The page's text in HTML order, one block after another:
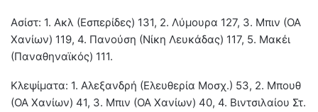
Ασίστ: 1. Ακλ (Εσπερίδες) 131, 2. Λύμουρα 127, 3. Μπιν (ΟΑ
Χανίων) 119, 4. Πανούση (Νίκη Λευκάδας) 117, 5. Μακέι
(Παναθηναϊκός) 111.
Κλεψίματα: 1. Αλεξανδρή (Ελευθερία Μοσχ.) 53, 2. Μπουθ
(ΟΑ Χανίων) 41, 3. Μπιν (ΟΑ Χανίων) 40, 4. Βιντσιλαίου Στ.